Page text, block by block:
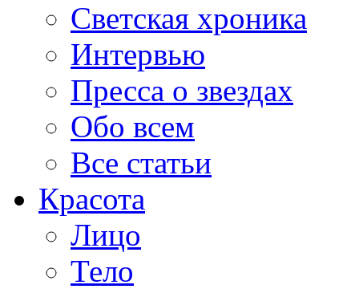
Светская хроника
Интервью
Пресса о звездах
Обо всем
Все статьи
Красота
Лицо
Тело